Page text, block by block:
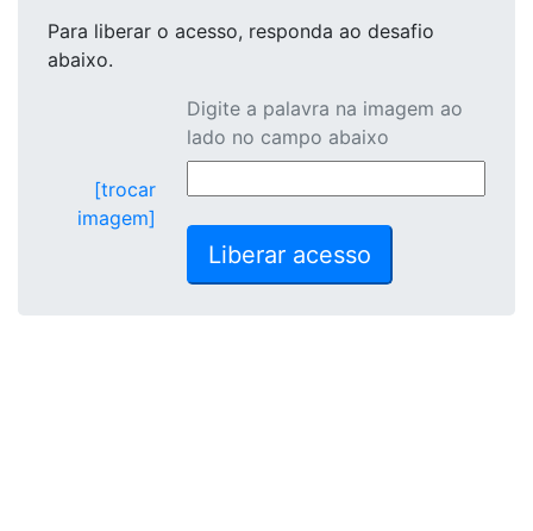
Para liberar o acesso, responda ao desafio
abaixo.
[trocar
imagem]
Digite a palavra na imagem ao
lado no campo abaixo